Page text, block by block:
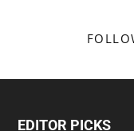
EDITOR PICKS